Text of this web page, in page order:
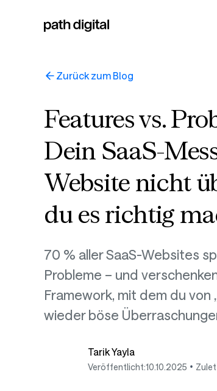
Zurück zum Blog
Features vs.
Dein SaaS-
Website nicht
du es richtig
70 % aller SaaS-Websites
Probleme – und
Framework, mit dem du von
wieder böse
Tarik Yayla
Veröffentlicht:10.10.2025 •